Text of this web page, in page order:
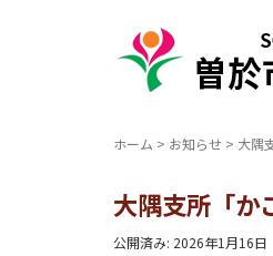
ホーム > お知らせ > 大隅
大隅支所「か
公開済み: 2026年1月16日